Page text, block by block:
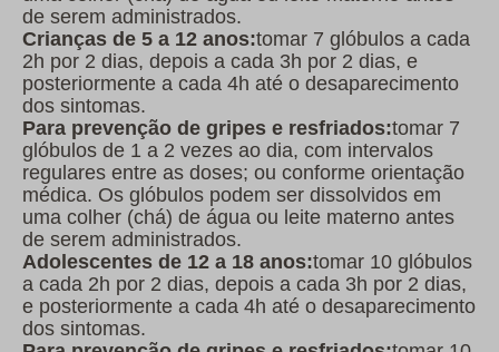
de serem administrados.
Crianças de 5 a 12 anos:tomar 7 glóbulos a cada
2h por 2 dias, depois a cada 3h por 2 dias, e
posteriormente a cada 4h até o desaparecimento
dos sintomas.
Para prevenção de gripes e resfriados:tomar 7
glóbulos de 1 a 2 vezes ao dia, com intervalos
regulares entre as doses; ou conforme orientação
médica. Os glóbulos podem ser dissolvidos em
uma colher (chá) de água ou leite materno antes
de serem administrados.
Adolescentes de 12 a 18 anos:tomar 10 glóbulos
a cada 2h por 2 dias, depois a cada 3h por 2 dias,
e posteriormente a cada 4h até o desaparecimento
dos sintomas.